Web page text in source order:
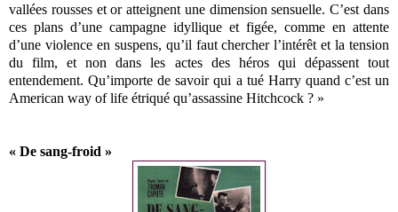
vallées rousses et or atteignent une dimension sensuelle. C’est dans
ces plans d’une campagne idyllique et figée, comme en attente
d’une violence en suspens, qu’il faut chercher l’intérêt et la tension
du film, et non dans les actes des héros qui dépassent tout
entendement. Qu’importe de savoir qui a tué Harry quand c’est un
American way of life étriqué qu’assassine Hitchcock ? »
« De sang-froid »